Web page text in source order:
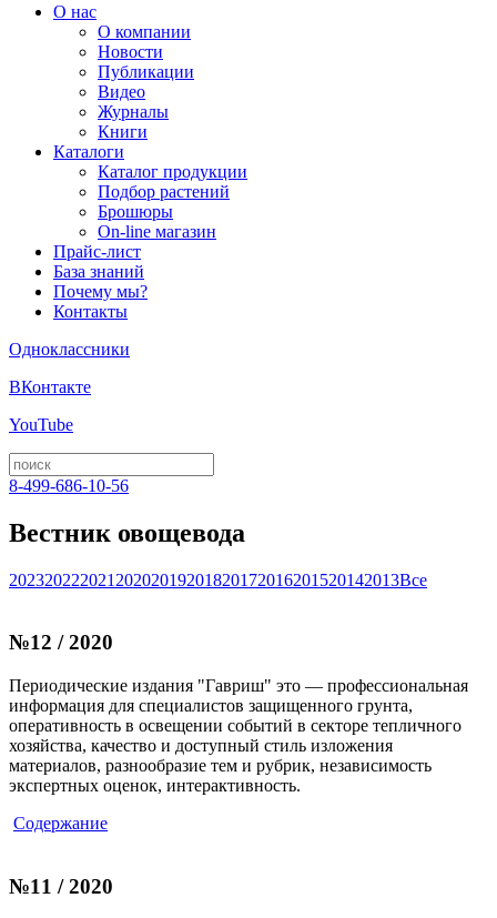
О нас
О компании
Новости
Публикации
Видео
Журналы
Книги
Каталоги
Каталог продукции
Подбор растений
Брошюры
On-line магазин
Прайс-лист
База знаний
Почему мы?
Контакты
Одноклассники
ВКонтакте
YouTube
8-499-686-10-56
Вестник овощевода
202320222021 20202019201820172016201520142013Все
№12 / 2020
Периодические издания "Гавриш" это — профессиональная
информация для специалистов защищенного грунта,
оперативность в освещении событий в секторе тепличного
хозяйства, качество и доступный стиль изложения
материалов, разнообразие тем и рубрик, независимость
экспертных оценок, интерактивность.
Содержание
№11 / 2020